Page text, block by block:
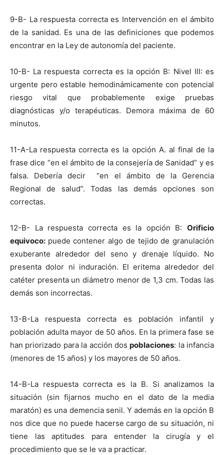
9-B- La respuesta correcta es Intervención en el ámbito
de la sanidad. Es una de las definiciones que podemos
encontrar en la Ley de autonomía del paciente.
10-B- La respuesta correcta es la opción B: Nivel III: es
urgente pero estable hemodinámicamente con potencial
riesgo vital que probablemente exige pruebas
diagnósticas y/o terapéuticas. Demora máxima de 60
minutos.
11-A-La respuesta correcta es la opción A. al final de la
frase dice “en el ámbito de la consejería de Sanidad” y es
falsa. Debería decir “en el ámbito de la Gerencia
Regional de salud”. Todas las demás opciones son
correctas.
12-B- La respuesta correcta es la opción B: Orificio
equivoco: puede contener algo de tejido de granulación
exuberante alrededor del seno y drenaje líquido. No
presenta dolor ni induración. El eritema alrededor del
catéter presenta un diámetro menor de 1,3 cm. Todas las
demás son incorrectas.
13-B-La respuesta correcta es población infantil y
población adulta mayor de 50 años. En la primera fase se
han priorizado para la acción dospoblaciones: la infancia
(menores de 15 años) y los mayores de 50 años.
14-B-La respuesta correcta es la B. Si analizamos la
situación (sin fijarnos mucho en el dato de la media
maratón) es una demencia senil. Y además en la opción B
nos dice que no puede hacerse cargo de su situación, ni
tiene las aptitudes para entender la cirugía y el
procedimiento que se le va a practicar.